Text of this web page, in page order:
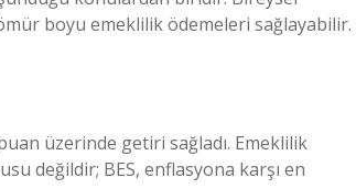
boyu emeklilik ödemeleri sağlayabilir.
üzerinde getiri sağladı. Emeklilik
değildir; BES, enflasyona karşı en